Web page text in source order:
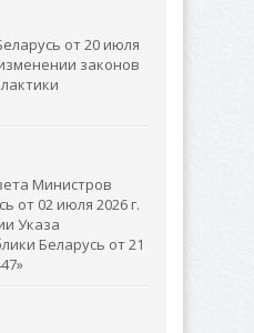
от 20 июля
законов
Министров
от 02 июля 2026 г.
Указа
Беларусь от 21